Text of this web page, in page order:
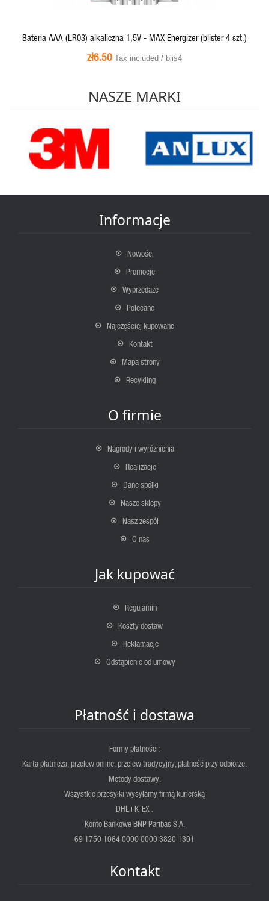
Bateria AAA (LR03) alkaliczna 1,5V - MAX Energizer (blister 4 szt.)
zł6.50 Tax included / blis4
NASZE MARKI
Informacje
Nowości
Promocje
Wyprzedaże
Polecane
Najczęściej kupowane
Kontakt
Mapa strony
Recykling
O firmie
Nagrody i wyróżnienia
Realizacje
Dane spółki
Nasze sklepy
Nasz zespół
O nas
Jak kupować
Regulamin
Koszty dostaw
Reklamacje
Odstąpienie od umowy
Płatność i dostawa
Formy płatności:
Karta płatnicza, przelew online, przelew tradycyjny, płatność przy odbiorze.
Metody dostawy:
Wszystkie przesyłki wysyłamy firmą kurierską
DHL i K-EX .
Konto Bankowe BNP Paribas S.A.
69 1750 1064 0000 0000 3820 1301
Kontakt